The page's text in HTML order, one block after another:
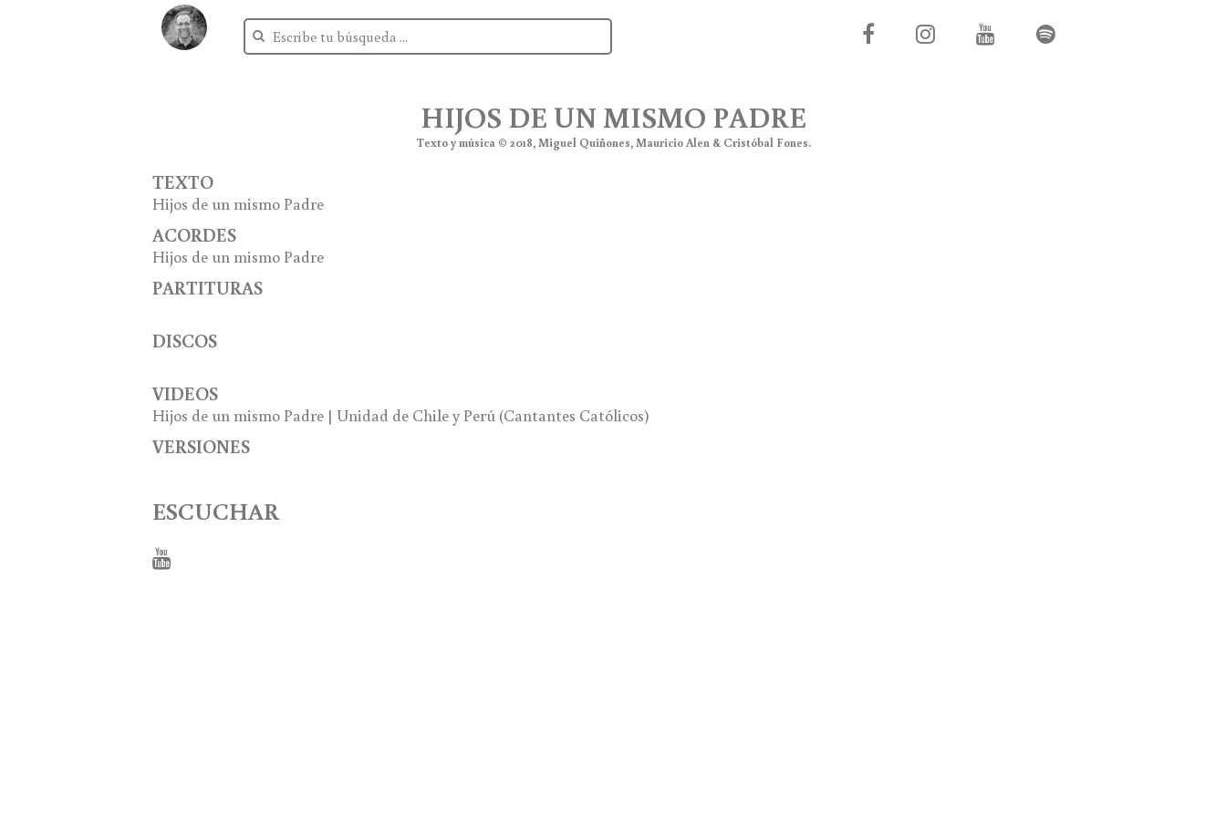
HIJOS DE UN MISMO PADRE
Texto y música © 2018, Miguel Quiñones, Mauricio Alen & Cristóbal Fones.
TEXTO
Hijos de un mismo Padre
ACORDES
Hijos de un mismo Padre
PARTITURAS
DISCOS
VIDEOS
Hijos de un mismo Padre | Unidad de Chile y Perú (Cantantes Católicos)
VERSIONES
ESCUCHAR